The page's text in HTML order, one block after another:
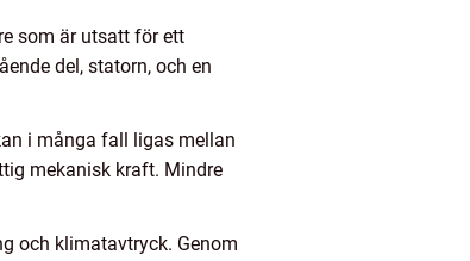
som är utsatt för ett
del, statorn, och en
i många fall ligas mellan
mekanisk kraft. Mindre
och klimatavtryck. Genom